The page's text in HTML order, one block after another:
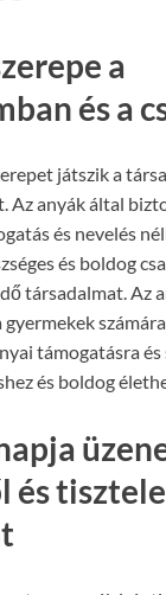
a
és a
játszik a
Az anyák által
és nevelés
és boldog
társadalmat. Az
támogatásra
és boldog
és